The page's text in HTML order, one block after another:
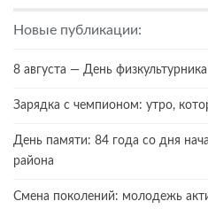
Новые публикации:
8 августа — День
Зарядка с чемпионом: утро,
День памяти: 84 года со дня
района
Смена поколений: молодежь